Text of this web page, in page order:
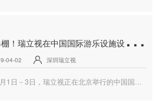
人
气爆棚！瑞立视在中国国际游乐设施设备博览会的精彩回顾
04-02 深圳瑞立视